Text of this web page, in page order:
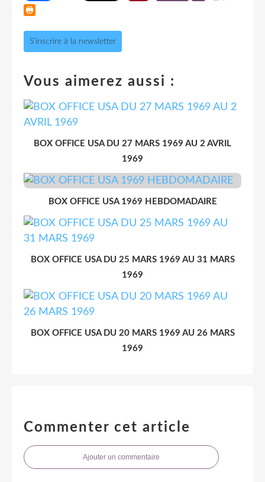
S'inscrire à la newsletter
Vous aimerez aussi :
BOX OFFICE USA DU 27 MARS 1969 AU 2 AVRIL
1969
BOX OFFICE USA 1969 HEBDOMADAIRE
BOX OFFICE USA DU 25 MARS 1969 AU 31 MARS
1969
BOX OFFICE USA DU 20 MARS 1969 AU 26 MARS
1969
Commenter cet article
Ajouter un commentaire